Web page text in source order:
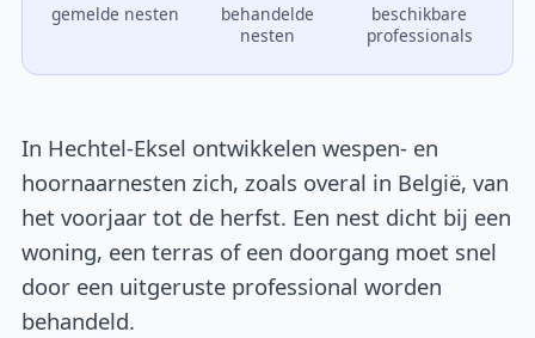
gemelde nesten
behandelde
nesten
beschikbare
professionals
In Hechtel-Eksel ontwikkelen wespen- en
hoornaarnesten zich, zoals overal in België, van
het voorjaar tot de herfst. Een nest dicht bij een
woning, een terras of een doorgang moet snel
door een uitgeruste professional worden
behandeld.